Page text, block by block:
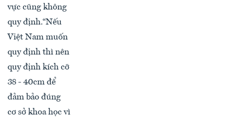
vực cũng không
quy định.“Nếu
Việt Nam muốn
quy định thì nên
quy định kích cỡ
38 - 40cm để
đảm bảo đúng
cơ sở khoa học vì